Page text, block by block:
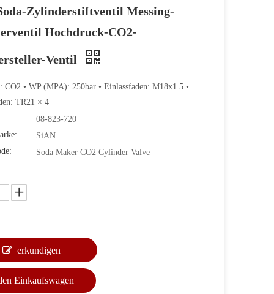
Zylinderstiftventil Messing-
Hochdruck-CO2-
Ventil
CO2 • WP (MPA): 250bar • Einlassfaden: M18x1.5 •
TR21 × 4
08-823-720
SiAN
Soda Maker CO2 Cylinder Valve
erkundigen
Einkaufswagen